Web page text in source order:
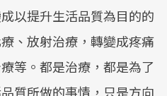
以提升生活品質為目的的
、放射治療，轉變成疼痛
等。都是治療，都是為了
質所做的事情，只是方向